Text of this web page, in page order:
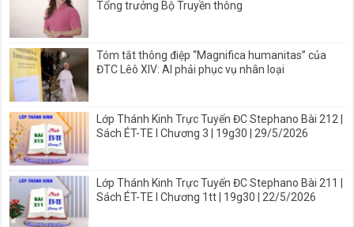
Tổng trưởng Bộ Truyền thông
Tóm tắt thông điệp “Magnifica humanitas” của
ĐTC Lêô XIV: AI phải phục vụ nhân loại
Lớp Thánh Kinh Trực Tuyến ĐC Stephano Bài 212 |
Sách ÉT-TE I Chương 3 | 19g30 | 29/5/2026
Lớp Thánh Kinh Trực Tuyến ĐC Stephano Bài 211 |
Sách ÉT-TE I Chương 1tt | 19g30 | 22/5/2026